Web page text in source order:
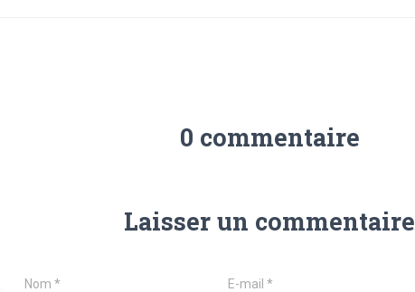
0 commentaire
Laisser un commentaire
Nom * E-mail*